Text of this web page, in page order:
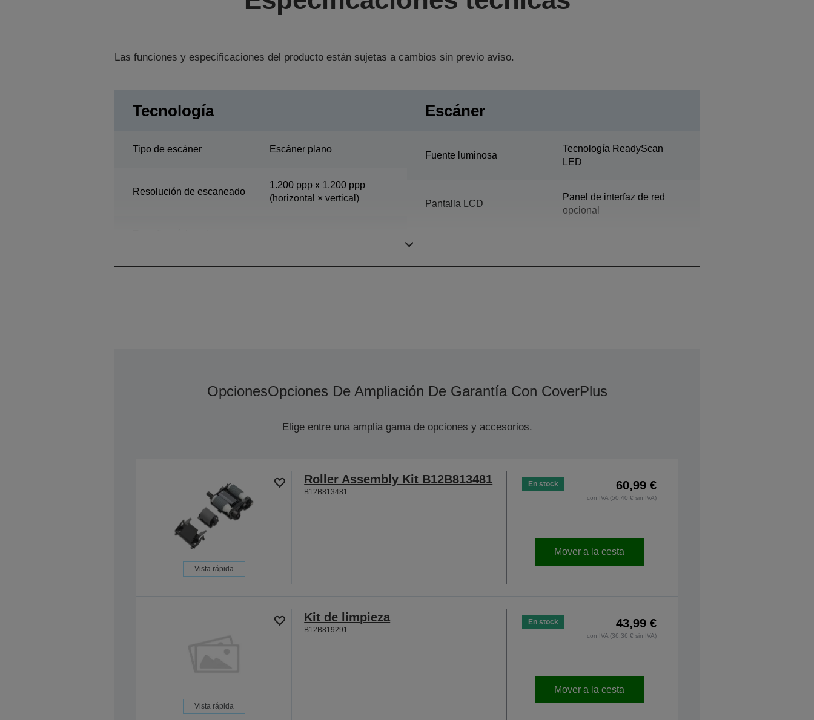
Las funciones y especificaciones del producto están sujetas a cambios sin previo aviso.
Tecnología
Tipo de escáner Escáner plano
Resolución de escaneado
1.200 ppp x 1.200 ppp
(horizontal × vertical)
Escáner
Fuente luminosa
Tecnología ReadyScan
LED
Pantalla LCD
Panel de interfaz de red
opcional
OpcionesOpciones De Ampliación De Garantía Con CoverPlus
Elige entre una amplia gama de opciones y accesorios.
Vista rápida
Roller Assembly Kit B12B813481
B12B813481
En stock 60,99 €
con IVA (50,40 € sin IVA)
Mover a la cesta
Vista rápida
Kit de limpieza
B12B819291
En stock 43,99 €
con IVA (36,36 € sin IVA)
Mover a la cesta